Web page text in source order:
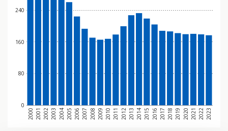
0
80
160
240
2000 2001 2002 2003 2004 2005 2006 2007 2008 2009 2010 2011 2012 2013 2014 2015 2016 2017 2018 2019 2020 2021 2022 2023